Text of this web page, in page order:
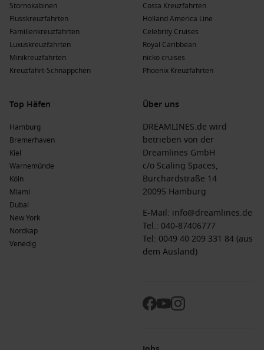
Stornokabinen
Flusskreuzfahrten
Familienkreuzfahrten
Luxuskreuzfahrten
Minikreuzfahrten
Kreuzfahrt-Schnäppchen
Costa Kreuzfahrten
Holland America Line
Celebrity Cruises
Royal Caribbean
nicko cruises
Phoenix Kreuzfahrten
Top Häfen
Hamburg
Bremerhaven
Kiel
Warnemünde
Köln
Miami
Dubai
New York
Nordkap
Venedig
Über uns
DREAMLINES.de wird
betrieben von der
Dreamlines GmbH
c/o Scaling Spaces,
Burchardstraße 14
20095 Hamburg
E-Mail: info@dreamlines.de
Tel.: 040-87406777
Tel: 0049 40 209 331 84 (aus
dem Ausland)